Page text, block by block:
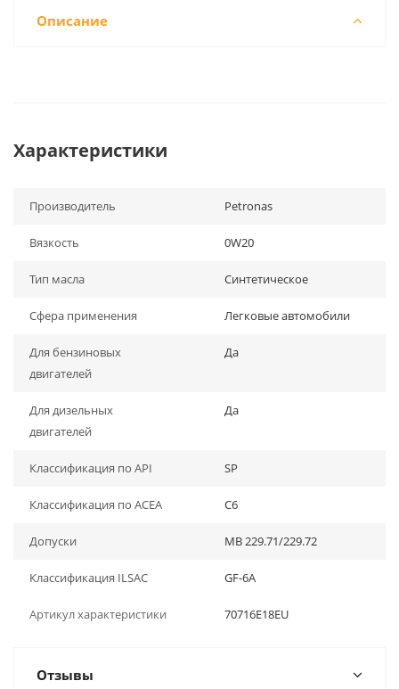
Описание
Характеристики
Производитель Petronas
Вязкость 0W20
Тип масла Синтетическое
Сфера применения Легковые автомобили
Для бензиновых
двигателей
Да
Для дизельных
двигателей
Да
Классификация по API SP
Классификация по ACEA C6
Допуски MB 229.71/229.72
Классификация ILSAC GF-6A
Артикул характеристики 70716E18EU
Отзывы